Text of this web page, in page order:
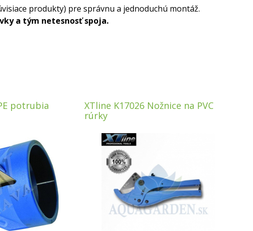
produkty) pre správnu a jednoduchú montáž.
a tým netesnosť spoja.
potrubia
XTline K17026 Nožnice na PVC
rúrky